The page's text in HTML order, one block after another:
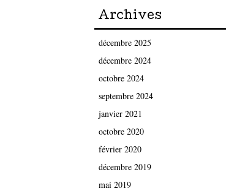
Archives
décembre 2025
décembre 2024
octobre 2024
septembre 2024
janvier 2021
octobre 2020
février 2020
décembre 2019
mai 2019